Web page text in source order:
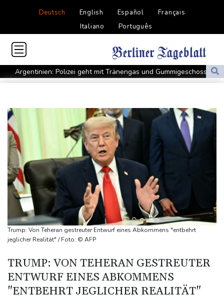
Deutsch English Español
Français
Italiano
Português
Argentinien: Polizei geht mit Tränengas und Gummigeschossen
gegen Proteste vor
Grindel erwartet nahendes Ende der Ära Infantino
Regierung will bei Klimaschutz vorerst nicht nachsteuern - Kritik
der Grünen
Hitze und Niedrigwasser: Städte- und Gemeindebund fordert
"nationalen Kraftakt"
Infantinos Investorenplan: FIFA-Experte fordert Aufarbeitung
Biathlon-Olympiasieger Jacquelin wird Teilzeit-Radprofi
Kircher: VAR nicht "zu kleinteilig" einsetzen
Kreise: Türkei will mit Pakistan und Saudi-Arabien
Verteidigungspakt schließen
Bundesanwaltschaft übernimmt Ermittlungen
Trump: Von Teheran gestreuter Entwurf eines Abkommens "entbehrt
jeglicher Realität" / Foto: © AFP
TRUMP: VON TEHERAN GESTREUTER
ENTWURF EINES ABKOMMENS
"ENTBEHRT JEGLICHER REALITÄT"